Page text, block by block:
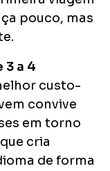
pouco, mas
3 a 4
custo-
convive
em torno
cria
de forma